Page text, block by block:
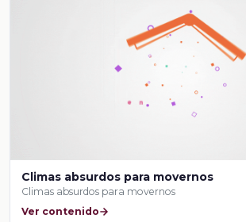
Climas absurdos para movernos
Climas absurdos para movernos
Ver contenido